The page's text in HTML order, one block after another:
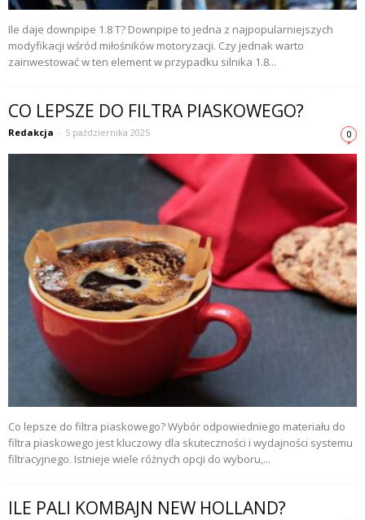
Ile daje downpipe 1.8 T? Downpipe to jedna z najpopularniejszych
modyfikacji wśród miłośników motoryzacji. Czy jednak warto
zainwestować w ten element w przypadku silnika 1.8...
CO LEPSZE DO FILTRA PIASKOWEGO?
Redakcja - 5 października 2025 0
Co lepsze do filtra piaskowego? Wybór odpowiedniego materiału do
filtra piaskowego jest kluczowy dla skuteczności i wydajności systemu
filtracyjnego. Istnieje wiele różnych opcji do wyboru,...
ILE PALI KOMBAJN NEW HOLLAND?